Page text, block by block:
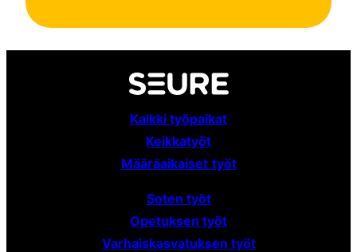
Kaikki työpaikat
Keikkatyöt
Määräaikaiset työt
Soten työt
Opetuksen työt
Varhaiskasvatuksen työt